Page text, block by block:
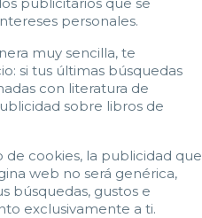
personales.
muy sencilla, te
si tus últimas búsquedas
con literatura de
sobre libros de
cookies, la publicidad que
web no será genérica,
búsquedas, gustos e
exclusivamente a ti.